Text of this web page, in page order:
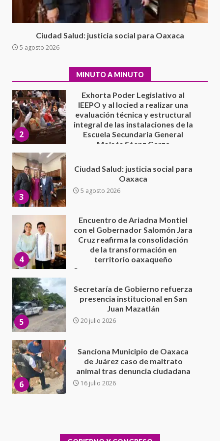
Ciudad Salud: justicia social para Oaxaca
5 agosto 2026
MINUTO A MINUTO
7 agosto 2026
Exhorta Poder Legislativo al
IEEPO y al Iocied a realizar una
Escuela Secundaria General
Moisés Sáenz Garza
5 agosto 2026
3
Ciudad Salud: justicia social para
Oaxaca
5 agosto 2026
4
con el Gobernador Salomón Jara
Cruz reafirma la consolidación
de la transformación en
5
Secretaría de Gobierno refuerza
presencia institucional en San
Juan Mazatlán
20 julio 2026
6
Sanciona Municipio de Oaxaca
de Juárez caso de maltrato
animal tras denuncia ciudadana
16 julio 2026
7
California; FGR lo investiga por
presuntos delitos de
delincuencia organizada y
contrabando
Xanica: Jesús Romero